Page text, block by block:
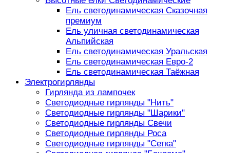
Ель светодинамическая Сказочная
премиум
Ель уличная светодинамическая
Альпийская
Ель светодинамическая Уральская
Ель светодинамическая Евро-2
Ель светодинамическая Таёжная
Электрогирлянды
Гирлянда из лампочек
Светодиодные гирлянды "Нить"
Светодиодные гирлянды "Шарики"
Светодиодные гирлянды Свечи
Светодиодные гирлянды Роса
Светодиодные гирлянды "Сетка"